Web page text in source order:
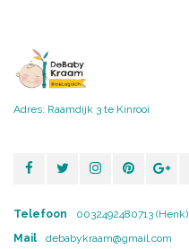
Adres: Raamdijk 3 te Kinrooi
Telefoon
0032492480713 (Henk)
Mail
debabykraam@gmail.com